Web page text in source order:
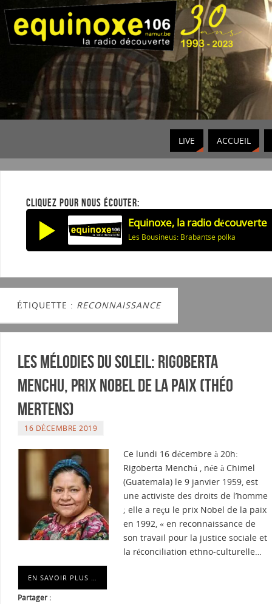
LIVE ACCUEIL
CLIQUEZ POUR NOUS ÉCOUTER:
Equinoxe, la radio découverte
Les Bousineus: Brabantse polka
ÉTIQUETTE : RECONNAISSANCE
Les Mélodies du soleil: Rigoberta
Menchu, prix Nobel de la paix (Théo
Mertens)
16 DÉCEMBRE 2019
Ce lundi 16 décembre à 20h:
Rigoberta Menchú , née à Chimel
(Guatemala) le 9 janvier 1959, est
une activiste des droits de l’homme
; elle a reçu le prix Nobel de la paix
en 1992, « en reconnaissance de
son travail pour la justice sociale et
la réconciliation ethno-culturelle…
EN SAVOIR PLUS …
Partager :